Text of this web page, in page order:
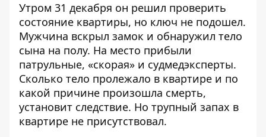
Утром 31 декабря он решил проверить
состояние квартиры, но ключ не подошел.
Мужчина вскрыл замок и обнаружил тело
сына на полу. На место прибыли
патрульные, «скорая» и судмедэксперты.
Сколько тело пролежало в квартире и по
какой причине произошла смерть,
установит следствие. Но трупный запах в
квартире не присутствовал.